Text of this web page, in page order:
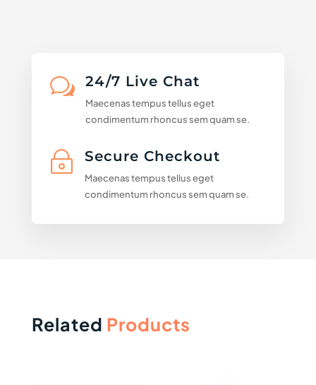
w 24/7 Live Chat
Maecenas tempus tellus eget
condimentum rhoncus sem quam se.
~ Secure Checkout
Maecenas tempus tellus eget
condimentum rhoncus sem quam se.
Related Products